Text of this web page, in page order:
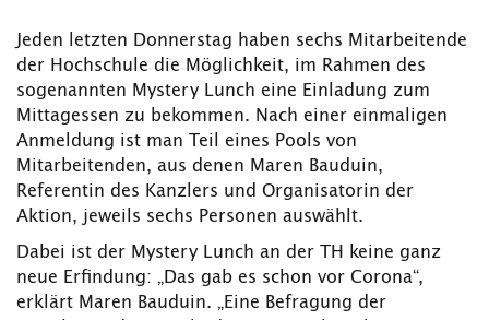
Jeden letzten Donnerstag haben sechs Mitarbeitende
der Hochschule die Möglichkeit, im Rahmen des
sogenannten Mystery Lunch eine Einladung zum
Mittagessen zu bekommen. Nach einer einmaligen
Anmeldung ist man Teil eines Pools von
Mitarbeitenden, aus denen Maren Bauduin,
Referentin des Kanzlers und Organisatorin der
Aktion, jeweils sechs Personen auswählt.
Dabei ist der Mystery Lunch an der TH keine ganz
neue Erfindung: „Das gab es schon vor Corona“,
erklärt Maren Bauduin. „Eine Befragung der